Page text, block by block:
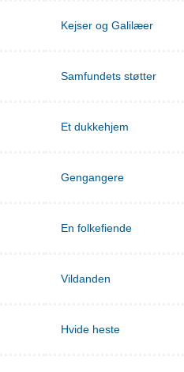
Kejser og Galilæer
Samfundets støtter
Et dukkehjem
Gengangere
En folkefiende
Vildanden
Hvide heste